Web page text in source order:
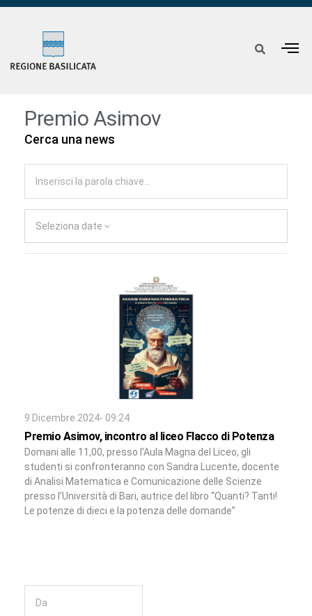
Premio Asimov
Cerca una news
Seleziona date
9 Dicembre 2024- 09:24
Premio Asimov, incontro al liceo Flacco di Potenza
Domani alle 11,00, presso l’Aula Magna del Liceo, gli
studenti si confronteranno con Sandra Lucente, docente
di Analisi Matematica e Comunicazione delle Scienze
presso l’Università di Bari, autrice del libro “Quanti? Tanti!
Le potenze di dieci e la potenza delle domande”